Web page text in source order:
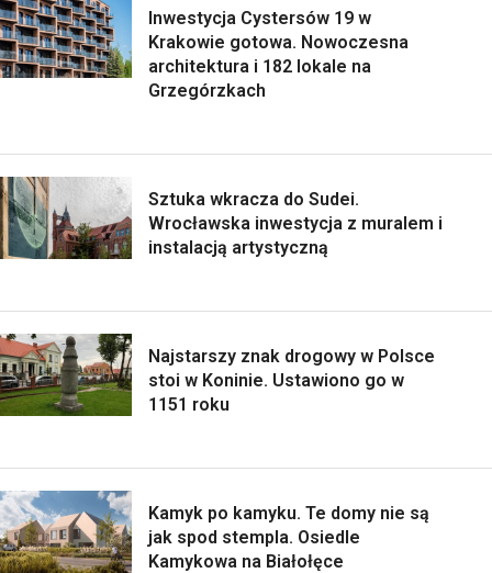
Inwestycja Cystersów 19 w
Krakowie gotowa. Nowoczesna
architektura i 182 lokale na
Grzegórzkach
Sztuka wkracza do Sudei.
Wrocławska inwestycja z muralem i
instalacją artystyczną
Najstarszy znak drogowy w Polsce
stoi w Koninie. Ustawiono go w
1151 roku
Kamyk po kamyku. Te domy nie są
jak spod stempla. Osiedle
Kamykowa na Białołęce